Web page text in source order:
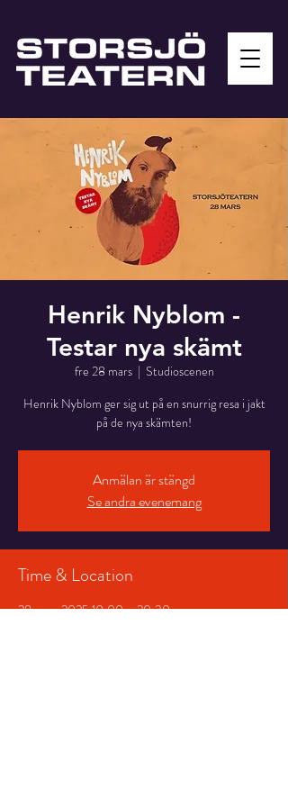
Henrik Nyblom -
Testar nya skämt
fre 28 mars
  |
Studioscenen
Henrik Nyblom ger sig ut på en snurrig resa i jakt
på de nya skämten!
Anmälan är stängd
Se andra evenemang
Time & Location
28 mars 2025 19:00 – 20:30